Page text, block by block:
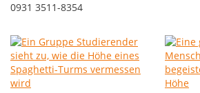
0931 3511-8354